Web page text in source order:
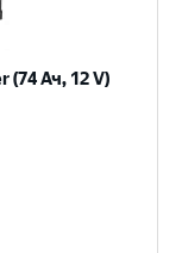
(74 Ач, 12 V)